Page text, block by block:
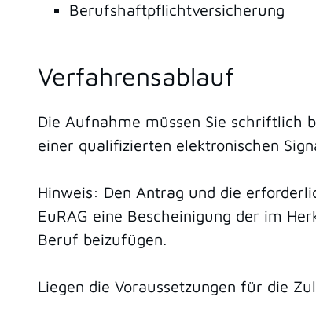
Berufshaftpflichtversicherung
Verfahrensablauf
Die Aufnahme müssen Sie schriftlich
einer qualifizierten elektronischen
Hinweis: Den Antrag und die
EuRAG eine Bescheinigung der im
Beruf beizufügen.
Liegen die Voraussetzungen für die